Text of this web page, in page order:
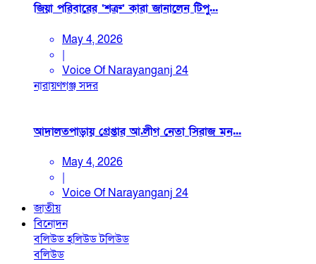
জিয়া পরিবারের ‘শত্রু’ কারা জানালেন টিপু...
May 4, 2026
|
Voice Of Narayanganj 24
নারায়ণগঞ্জ সদর
আদালতপাড়ায় গ্রেপ্তার আ.লীগ নেতা সিরাজ মন...
May 4, 2026
|
Voice Of Narayanganj 24
জাতীয়
বিনোদন
বলিউডহলিউডটলিউড
বলিউড